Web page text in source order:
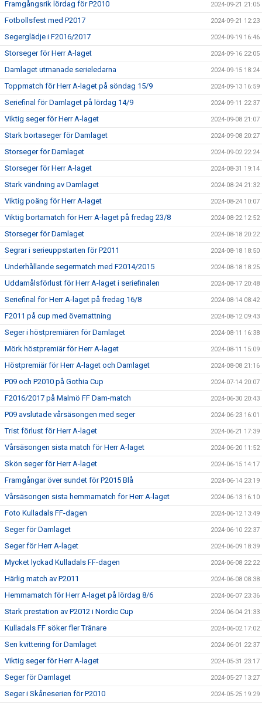
Framgångsrik lördag för P2010 2024-09-21 21:05
Fotbollsfest med P2017 2024-09-21 12:23
Segerglädje i F2016/2017 2024-09-19 16:46
Storseger för Herr A-laget 2024-09-16 22:05
Damlaget utmanade serieledarna 2024-09-15 18:24
Toppmatch för Herr A-laget på söndag 15/9 2024-09-13 16:59
Seriefinal för Damlaget på lördag 14/9 2024-09-11 22:37
Viktig seger för Herr A-laget 2024-09-08 21:07
Stark bortaseger för Damlaget 2024-09-08 20:27
Storseger för Damlaget 2024-09-02 22:24
Storseger för Herr A-laget 2024-08-31 19:14
Stark vändning av Damlaget 2024-08-24 21:32
Viktig poäng för Herr A-laget 2024-08-24 10:07
Viktig bortamatch för Herr A-laget på fredag 23/8 2024-08-22 12:52
Storseger för Damlaget 2024-08-18 20:22
Segrar i serieuppstarten för P2011 2024-08-18 18:50
Underhållande segermatch med F2014/2015 2024-08-18 18:25
Uddamålsförlust för Herr A-laget i seriefinalen 2024-08-17 20:48
Seriefinal för Herr A-laget på fredag 16/8 2024-08-14 08:42
F2011 på cup med övernattning 2024-08-12 09:43
Seger i höstpremiären för Damlaget 2024-08-11 16:38
Mörk höstpremiär för Herr A-laget 2024-08-11 15:09
Höstpremiär för Herr A-laget och Damlaget 2024-08-08 21:16
P09 och P2010 på Gothia Cup 2024-07-14 20:07
F2016/2017 på Malmö FF Dam-match 2024-06-30 20:43
P09 avslutade vårsäsongen med seger 2024-06-23 16:01
Trist förlust för Herr A-laget 2024-06-21 17:39
Vårsäsongen sista match för Herr A-laget 2024-06-20 11:52
Skön seger för Herr A-laget 2024-06-15 14:17
Framgångar över sundet för P2015 Blå 2024-06-14 23:19
Vårsäsongen sista hemmamatch för Herr A-laget 2024-06-13 16:10
Foto Kulladals FF-dagen 2024-06-12 13:49
Seger för Damlaget 2024-06-10 22:37
Seger för Herr A-laget 2024-06-09 18:39
Mycket lyckad Kulladals FF-dagen 2024-06-08 22:22
Härlig match av P2011 2024-06-08 08:38
Hemmamatch för Herr A-laget på lördag 8/6 2024-06-07 23:36
Stark prestation av P2012 i Nordic Cup 2024-06-04 21:33
Kulladals FF söker fler Tränare 2024-06-02 17:02
Sen kvittering för Damlaget 2024-06-01 22:37
Viktig seger för Herr A-laget 2024-05-31 23:17
Seger för Damlaget 2024-05-27 13:27
Seger i Skåneserien för P2010 2024-05-25 19:29